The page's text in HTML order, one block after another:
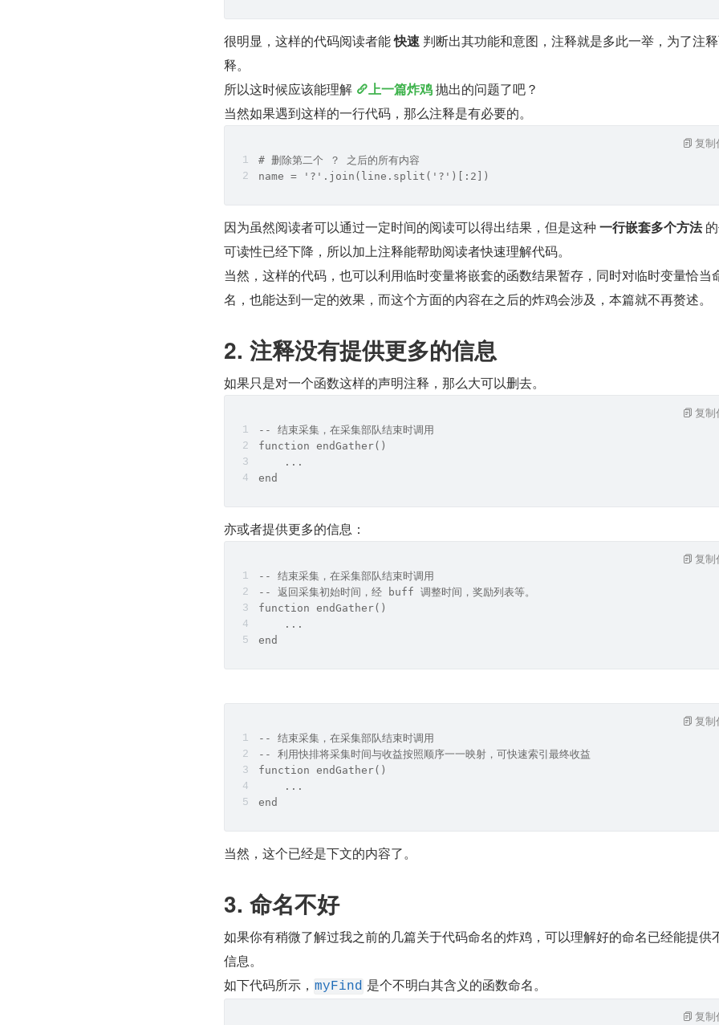
很明显，这样的代码阅读者能 快速 判断出其功能和意图，注释就是多此一举，为了注
释。
所以这时候应该能理解
上一篇炸鸡 抛出的问题了吧？
当然如果遇到这样的一行代码，那么注释是有必要的。
# 删除第二个 ？ 之后的所有内容
name = '?'.join(line.split('?')[:2])
复制
因为虽然阅读者可以通过一定时间的阅读可以得出结果，但是这种 一行嵌套多个方法
可读性已经下降，所以加上注释能帮助阅读者快速理解代码。
当然，这样的代码，也可以利用临时变量将嵌套的函数结果暂存，同时对临时变量恰当
名，也能达到一定的效果，而这个方面的内容在之后的炸鸡会涉及，本篇就不再赘述。
2. 注释没有提供更多的信息
如果只是对一个函数这样的声明注释，那么大可以删去。
-- 结束采集，在采集部队结束时调用
function endGather()
    ...
end
复制
亦或者提供更多的信息：
-- 结束采集，在采集部队结束时调用
-- 返回采集初始时间，经 buff 调整时间，奖励列表等。
function endGather()
    ...
end
复制
-- 结束采集，在采集部队结束时调用
-- 利用快排将采集时间与收益按照顺序一一映射，可快速索引最终收益
function endGather()
    ...
end
复制
当然，这个已经是下文的内容了。
3. 命名不好
如果你有稍微了解过我之前的几篇关于代码命名的炸鸡，可以理解好的命名已经能提供
信息。
如下代码所示， myFind 是个不明白其含义的函数命名。
复制